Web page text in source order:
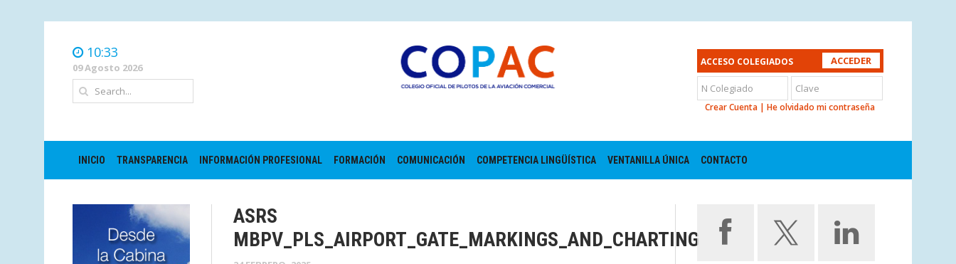
10:33
09 Agosto 2026 ACCESO COLEGIADOS
Crear Cuenta |He olvidado mi contraseña
INICIO TRANSPARENCIA INFORMACIÓN PROFESIONAL FORMACIÓN COMUNICACIÓN COMPETENCIA LINGÜÍSTICA VENTANILLA ÚNICA CONTACTO
ASRS
MBPV_PLS_AIRPORT_GATE_MARKINGS_AND_CHARTING